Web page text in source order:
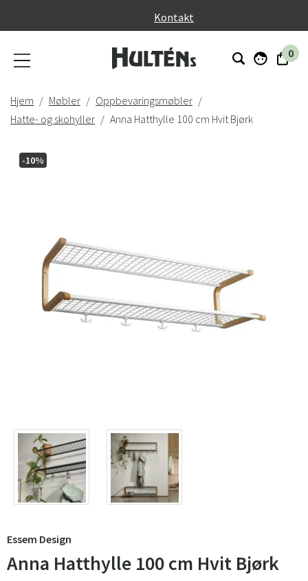
Kontakt
0
Hjem Møbler
Oppbevaringsmøbler
Hatte- og skohyller
Anna Hatthylle 100 cm Hvit Bjørk
-10%
Essem Design
Anna Hatthylle 100 cm Hvit Bjørk